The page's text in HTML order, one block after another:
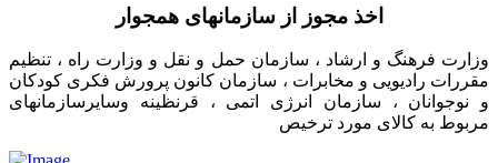
اخذ مجوز از سازمانهای همجوار
وزارت فرهنگ و ارشاد ، سازمان حمل و نقل و وزارت راه ، تنظیم
مقررات رادیویی و مخابرات ، سازمان کانون پرورش فکری کودکان
و نوجوانان ، سازمان انرژی اتمی ، قرنظینه وسایرسازمانهای
مربوط به کالای مورد ترخیص